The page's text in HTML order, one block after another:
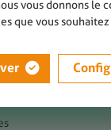
vous donnons le
que vous